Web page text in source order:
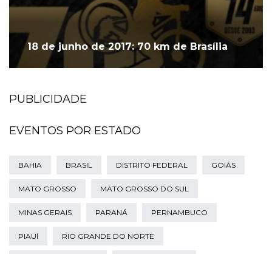
18 de junho de 2017: 70 km de Brasília
PUBLICIDADE
EVENTOS POR ESTADO
BAHIA BRASIL DISTRITO FEDERAL GOIÁS
MATO GROSSO MATO GROSSO DO SUL
MINAS GERAIS PARANÁ PERNAMBUCO
PIAUÍ RIO GRANDE DO NORTE